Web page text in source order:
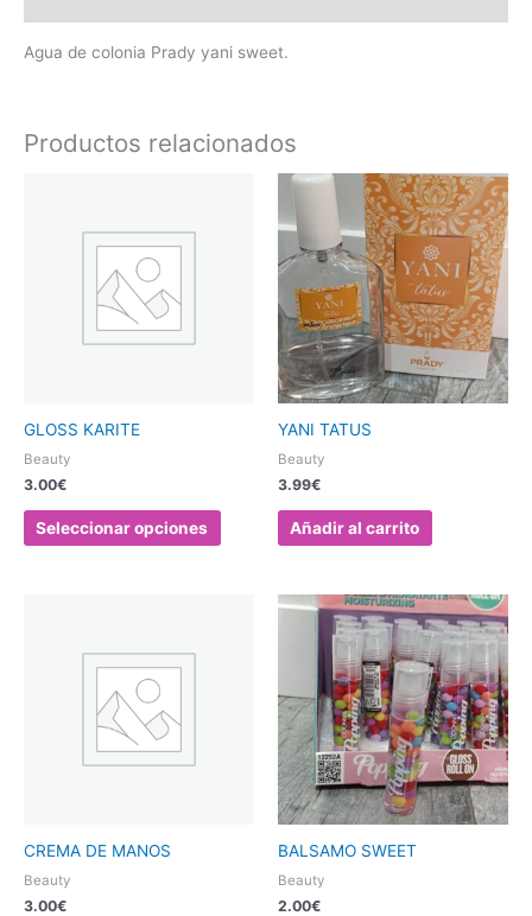
Agua de colonia Prady yani sweet.
Productos relacionados
GLOSS KARITE
Beauty
3.00€
Seleccionar opciones
múltiples
variantes.
opciones
producto
YANI TATUS
Beauty
3.99€
Añadir al carrito
CREMA DE MANOS
Beauty
3.00€
variantes.
opciones
BALSAMO SWEET
Beauty
2.00€